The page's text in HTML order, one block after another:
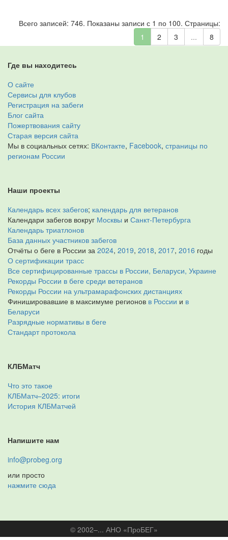
Всего записей: 746. Показаны записи с 1 по 100. Страницы:
1
2 3 ... 8
Где вы находитесь
О сайте
Сервисы для клубов
Регистрация на забеги
Блог сайта
Пожертвования сайту
Старая версия сайта
Мы в социальных сетях: ВКонтакте, Facebook, страницы по
регионам России
Наши проекты
Календарь всех забегов; календарь для ветеранов
Календари забегов вокруг Москвы и Санкт-Петербурга
Календарь триатлонов
База данных участников забегов
Отчёты о беге в России за 2024, 2019, 2018, 2017, 2016 годы
О сертификации трасс
Все сертифицированные трассы в России, Беларуси, Украине
Рекорды России в беге среди ветеранов
Рекорды России на ультрамарафонских дистанциях
Финишировавшие в максимуме регионов в России и в
Беларуси
Разрядные нормативы в беге
Стандарт протокола
КЛБМатч
Что это такое
КЛБМатч–2025: итоги
История КЛБМатчей
Напишите нам
info@probeg.org
или просто
нажмите сюда
© 2002–... АНО «ПроБЕГ»